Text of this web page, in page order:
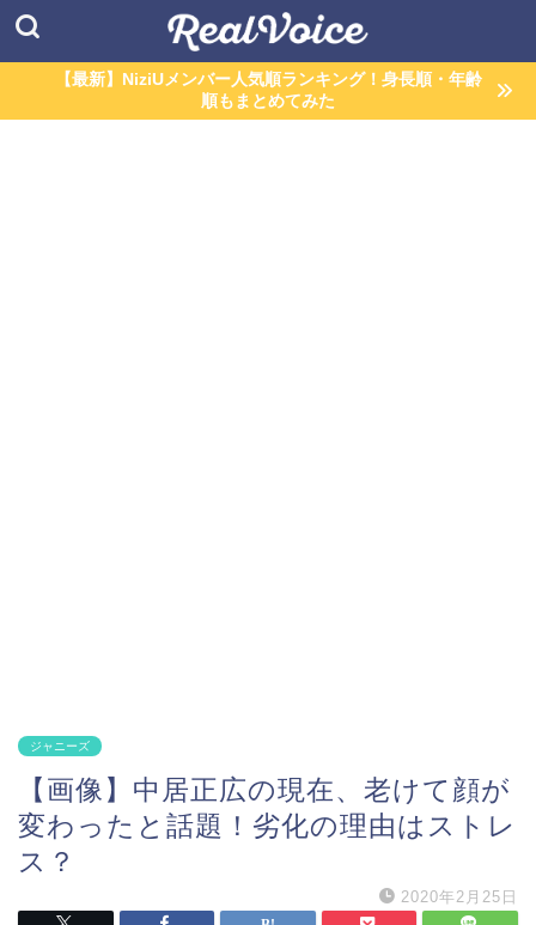
【最新】NiziUメンバー人気順ランキング！身長順・年齢
順もまとめてみた
ジャニーズ
【画像】中居正広の現在、老けて顔が
変わったと話題！劣化の理由はストレ
ス？
2020年2月25日